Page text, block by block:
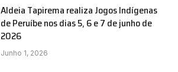
Aldeia Tapirema realiza Jogos Indígenas
de Peruíbe nos dias 5, 6 e 7 de junho de
2026
Junho 1, 2026